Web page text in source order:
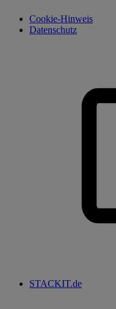
Cookie-Hinweis
Datenschutz
STACKIT.de